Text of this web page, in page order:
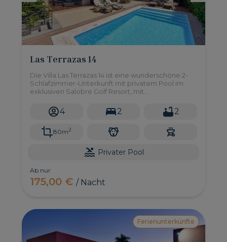
Las Terrazas 14
Die Villa Las Terrazas 14 ist eine wunderschöne 2-
Schlafzimmer-Unterkunft mit privatem Pool im
exklusiven Salobre Golf Resort, mit
Strand von Maspalomas ist nur 15 Autominuten
entfernt! 4 2 2
80m2
Privater Pool
Ab nur
175,00 €/ Nacht
Ferienunterkünfte